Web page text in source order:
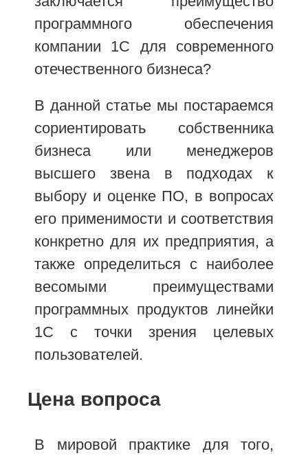
программного обеспечения
компании 1С для современного
отечественного бизнеса?
В данной статье мы постараемся
сориентировать собственника
бизнеса или менеджеров
высшего звена в подходах к
выбору и оценке ПО, в вопросах
его применимости и соответствия
конкретно для их предприятия, а
также определиться с наиболее
весомыми преимуществами
программных продуктов линейки
1С с точки зрения целевых
пользователей.
Цена вопроса
В мировой практике для того,